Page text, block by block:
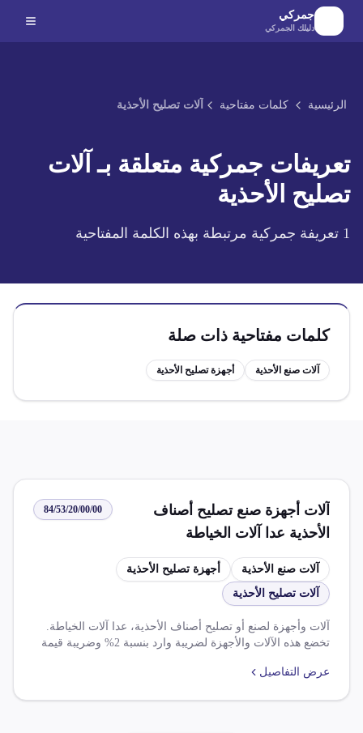
الانتقال إلى المحتوى الرئيسي
جمركي
دليلك الجمركي
الرئيسية كلمات مفتاحية آلات تصليح الأحذية
تعريفات جمركية متعلقة بـ آلات
تصليح الأحذية
1 تعريفة جمركية مرتبطة بهذه الكلمة المفتاحية
كلمات مفتاحية ذات صلة
آلات صنع الأحذية أجهزة تصليح الأحذية
آلات أجهزة صنع تصليح أصناف
الأحذية عدا آلات الخياطة
84/53/20/00/00
آلات صنع الأحذية
أجهزة تصليح الأحذية
آلات تصليح الأحذية
آلات وأجهزة لصنع أو تصليح أصناف الأحذية، عدا آلات الخياطة.
تخضع هذه الآلات والأجهزة لضريبة وارد بنسبة 2% وضريبة قيمة
عرض التفاصيل